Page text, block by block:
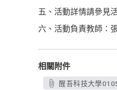
五、活動詳情請參見
六、活動負責教師：
相關附件
醒吾科技大學